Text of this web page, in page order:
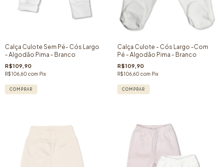
Calça Culote Sem Pé- Cós Largo
- Algodão Pima - Branco
R$109,90
R$106,60 com Pix
COMPRAR
Calça Culote - Cós Largo -Com
Pé - Algodão Pima - Branco
R$109,90
R$106,60 com Pix
COMPRAR